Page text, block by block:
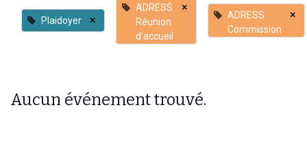
Plaidoyer ×
ADRESS
Réunion
d'accueil
×
ADRESS
Commission
×
Aucun événement trouvé.